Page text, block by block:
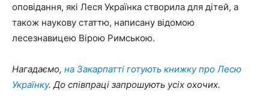
оповідання, які Леся Українка створила для дітей, а
також наукову статтю, написану відомою
лесезнавицею Вірою Римською.
Нагадаємо, на Закарпатті готують книжку про Лесю
Українку. До співпраці запрошують усіх охочих.